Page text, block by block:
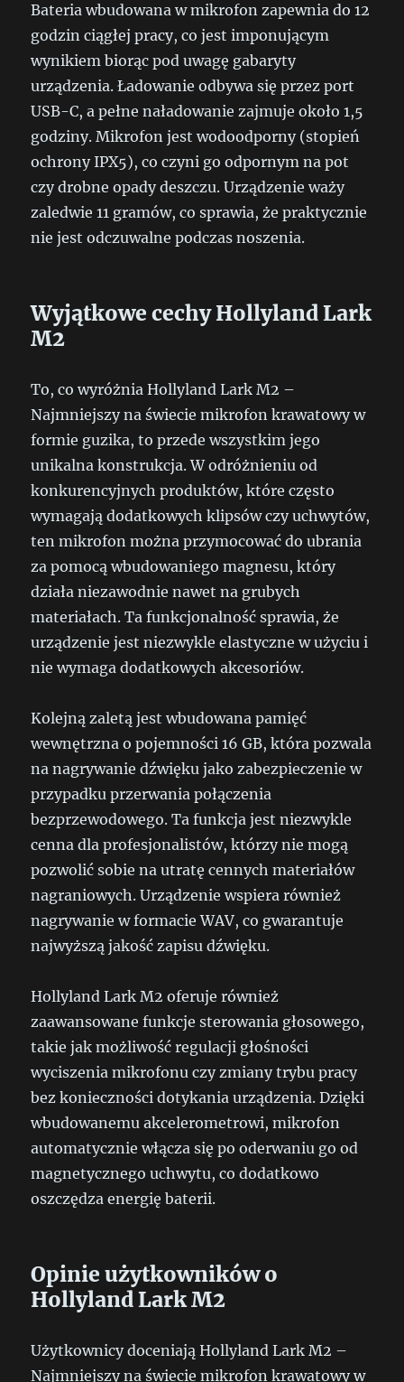
Bateria wbudowana w mikrofon zapewnia do 12
godzin ciągłej pracy, co jest imponującym
wynikiem biorąc pod uwagę gabaryty
urządzenia. Ładowanie odbywa się przez port
USB-C, a pełne naładowanie zajmuje około 1,5
godziny. Mikrofon jest wodoodporny (stopień
ochrony IPX5), co czyni go odpornym na pot
czy drobne opady deszczu. Urządzenie waży
zaledwie 11 gramów, co sprawia, że praktycznie
nie jest odczuwalne podczas noszenia.
Wyjątkowe cechy Hollyland Lark
M2
To, co wyróżnia Hollyland Lark M2 –
Najmniejszy na świecie mikrofon krawatowy w
formie guzika, to przede wszystkim jego
unikalna konstrukcja. W odróżnieniu od
konkurencyjnych produktów, które często
wymagają dodatkowych klipsów czy uchwytów,
ten mikrofon można przymocować do ubrania
za pomocą wbudowaniego magnesu, który
działa niezawodnie nawet na grubych
materiałach. Ta funkcjonalność sprawia, że
urządzenie jest niezwykle elastyczne w użyciu i
nie wymaga dodatkowych akcesoriów.
Kolejną zaletą jest wbudowana pamięć
wewnętrzna o pojemności 16 GB, która pozwala
na nagrywanie dźwięku jako zabezpieczenie w
przypadku przerwania połączenia
bezprzewodowego. Ta funkcja jest niezwykle
cenna dla profesjonalistów, którzy nie mogą
pozwolić sobie na utratę cennych materiałów
nagraniowych. Urządzenie wspiera również
nagrywanie w formacie WAV, co gwarantuje
najwyższą jakość zapisu dźwięku.
Hollyland Lark M2 oferuje również
zaawansowane funkcje sterowania głosowego,
takie jak możliwość regulacji głośności
wyciszenia mikrofonu czy zmiany trybu pracy
bez konieczności dotykania urządzenia. Dzięki
wbudowanemu akcelerometrowi, mikrofon
automatycznie włącza się po oderwaniu go od
magnetycznego uchwytu, co dodatkowo
oszczędza energię baterii.
Opinie użytkowników o
Hollyland Lark M2
Użytkownicy doceniają Hollyland Lark M2 –
Najmniejszy na świecie mikrofon krawatowy w